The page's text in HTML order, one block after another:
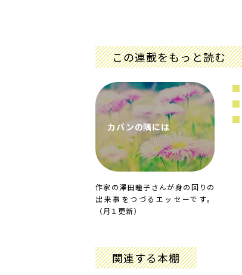
この連載をもっと読む
カバンの隅には
作家の澤田瞳子さんが身の回りの
出来事をつづるエッセーです。
（月１更新）
関連する本棚